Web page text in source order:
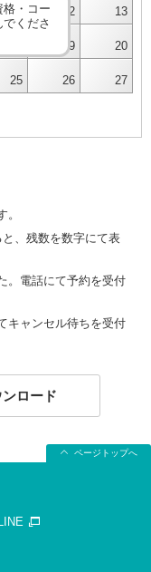
11 12 13
19 20
25 26 27
格・コー
くださ
。
、残数を数字にて表
。電話にて予約を受付
キャンセル待ちを受付
ロード
ページトップへ
LINE